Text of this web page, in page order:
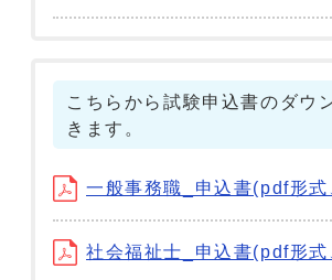
こちらから試験申込書のダウ
きます。
一般事務職_申込書(pdf形
社会福祉士_申込書(pdf形